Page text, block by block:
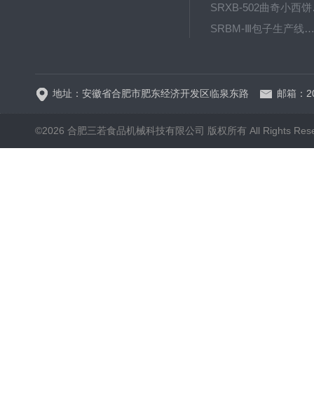
SRBM-Ⅲ包子生产线（包子机）
地址：安徽省合肥市肥东经济开发区临泉东路 邮箱：
©2026 合肥三若食品机械科技有限公司 版权所有 All Rights